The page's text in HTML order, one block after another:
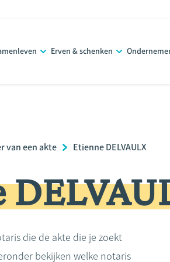
Erven & schenken
van een akte Etienne DELVAULX
die de akte die je zoekt
bekijken welke notaris